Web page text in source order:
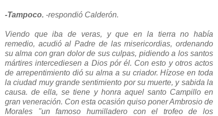
-Tampoco. -respondió Calderón.
Viendo que iba de veras, y que en la tierra no había
remedio, acudió al Padre de las misericordias, ordenando
su alma con gran dolor de sus culpas, pidiendo a los santos
mártires intercediesen a Dios pór él. Con esto y otros actos
de arrepentimiento dió su alma a su criador. Hízose en toda
la ciudad muy grande sentimiento por su muerte, y sabida la
causa. de ella, se tiene y honra aquel santo Campillo en
gran veneración. Con esta ocasión quiso poner Ambrosio de
Morales "un famoso humilladero con el trofeo de los